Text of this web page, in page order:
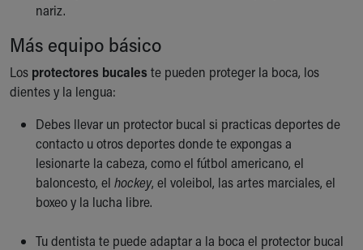
nariz.
Más equipo básico
Los protectores bucales te pueden proteger la boca, los
dientes y la lengua:
Debes llevar un protector bucal si practicas deportes de
contacto u otros deportes donde te expongas a
lesionarte la cabeza, como el fútbol americano, el
baloncesto, el hockey, el voleibol, las artes marciales, el
boxeo y la lucha libre.
Tu dentista te puede adaptar a la boca el protector bucal